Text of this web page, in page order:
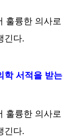
훌륭한 의사로
긴다.
학 서적을 받는
훌륭한 의사로
긴다.